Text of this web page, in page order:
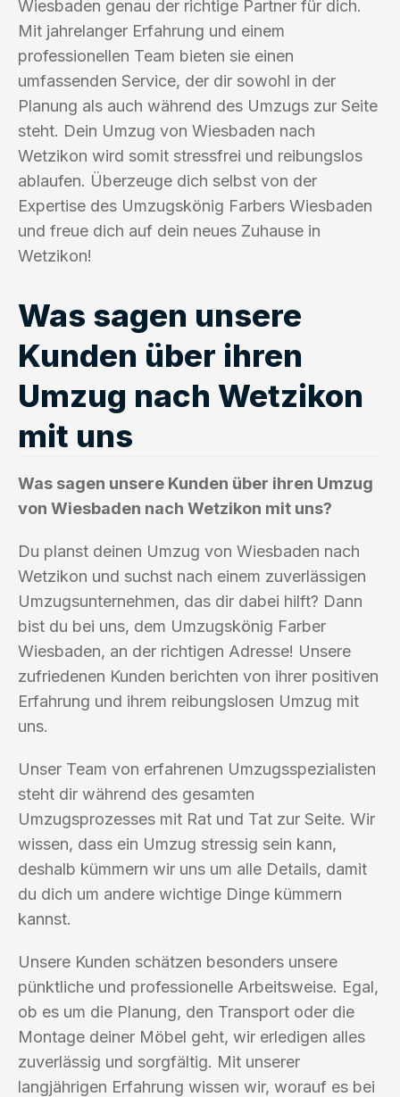
Wiesbaden genau der richtige Partner für dich.
Mit jahrelanger Erfahrung und einem
professionellen Team bieten sie einen
umfassenden Service, der dir sowohl in der
Planung als auch während des Umzugs zur Seite
steht. Dein Umzug von Wiesbaden nach
Wetzikon wird somit stressfrei und reibungslos
ablaufen. Überzeuge dich selbst von der
Expertise des Umzugskönig Farbers Wiesbaden
und freue dich auf dein neues Zuhause in
Wetzikon!
Was sagen unsere
Kunden über ihren
Umzug nach Wetzikon
mit uns
Was sagen unsere Kunden über ihren Umzug
von Wiesbaden nach Wetzikon mit uns?
Du planst deinen Umzug von Wiesbaden nach
Wetzikon und suchst nach einem zuverlässigen
Umzugsunternehmen, das dir dabei hilft? Dann
bist du bei uns, dem Umzugskönig Farber
Wiesbaden, an der richtigen Adresse! Unsere
zufriedenen Kunden berichten von ihrer positiven
Erfahrung und ihrem reibungslosen Umzug mit
uns.
Unser Team von erfahrenen Umzugsspezialisten
steht dir während des gesamten
Umzugsprozesses mit Rat und Tat zur Seite. Wir
wissen, dass ein Umzug stressig sein kann,
deshalb kümmern wir uns um alle Details, damit
du dich um andere wichtige Dinge kümmern
kannst.
Unsere Kunden schätzen besonders unsere
pünktliche und professionelle Arbeitsweise. Egal,
ob es um die Planung, den Transport oder die
Montage deiner Möbel geht, wir erledigen alles
zuverlässig und sorgfältig. Mit unserer
langjährigen Erfahrung wissen wir, worauf es bei